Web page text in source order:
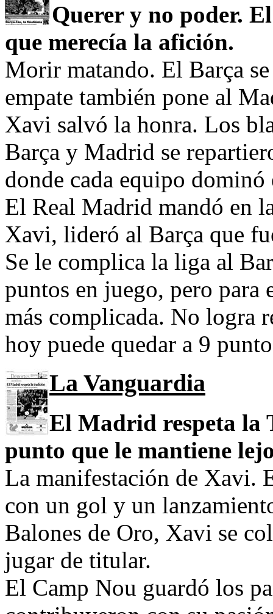
Querer y no poder.
que merecía la afición.
Morir matando. El Barça
empate también pone al
Xavi salvó la honra. Los
Barça y Madrid se
donde cada equipo dominó
El Real Madrid mandó en
Xavi, lideró al Barça que
Se le complica la liga al
puntos en juego, pero para
más complicada. No logra
hoy puede quedar a 9
La Vanguardia
El Madrid respeta la
punto que le mantiene
La manifestación de Xavi.
con un gol y un
Balones de Oro, Xavi se
jugar de titular.
El Camp Nou guardó los